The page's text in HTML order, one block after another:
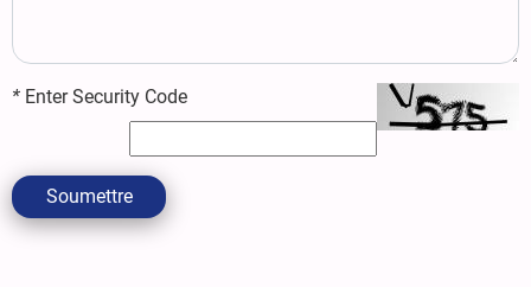
* Enter Security Code
Soumettre